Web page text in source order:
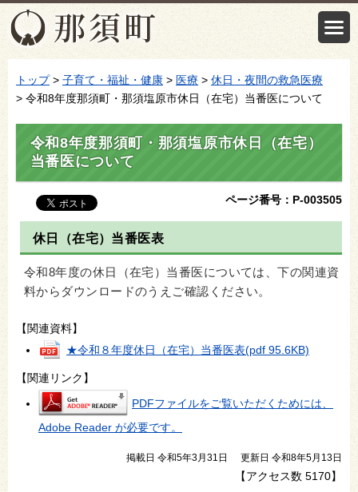
トップ> 子育て・福祉・健康 > 医療 > 休日・夜間の救急医療
> 令和8年度那須町・那須塩原市休日（在宅）当番医について
令和8年度那須町・那須塩原市休日（在宅）
当番医について
ページ番号：P-003505
休日（在宅）当番医表
令和8年度の休日（在宅）当番医については、下の関連資
料からダウンロードのうえご確認ください。
【関連資料】
★令和８年度休日（在宅）当番医表(pdf 95.6KB)
【関連リンク】
PDFファイルをご覧いただくためには、
Adobe Reader が必要です。
掲載日 令和5年3月31日 更新日 令和8年5月13日
【アクセス数 5170】